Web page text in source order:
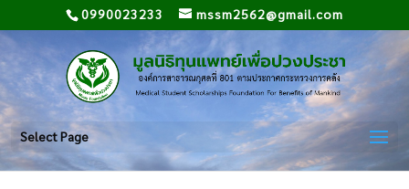
0990023233 mssm2562@gmail.com
Select Page